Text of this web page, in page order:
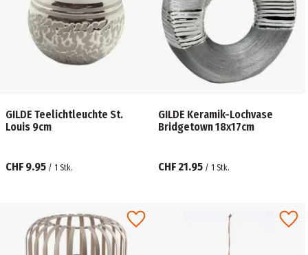
GILDE Teelichtleuchte St.
Louis 9cm
CHF 9.95 / 1 Stk.
GILDE Keramik-Lochvase
Bridgetown 18x17cm
CHF 21.95 / 1 Stk.